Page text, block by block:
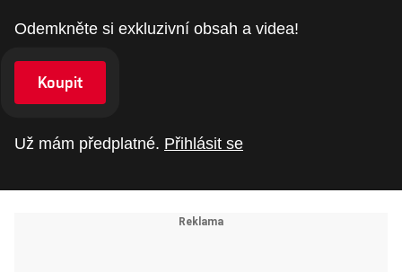
Odemkněte si exkluzivní obsah a videa!
Koupit
Už mám předplatné. Přihlásit se